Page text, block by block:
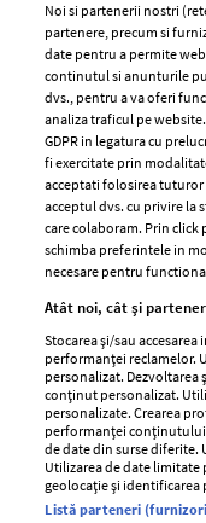
ELLE Style
2024
Despre ELLE
Romania
Contact
Abonamente
GSP
Unica
Baby
Retete
Pariază
Noi si partenerii nostri
partenere, precum si
date pentru a permite
continutul si anunturile
dvs., pentru a va oferi
analiza traficul pe
GDPR in legatura cu
fi exercitate prin
acceptati folosirea
acceptul dvs. cu privire la
care colaboram. Prin click
schimba preferintele in
necesare pentru
Atât noi, cât și
Stocarea și/sau
performanței reclamelor.
personalizat.
conținut personalizat.
personalizate. Crearea
performanței
de date din surse
Utilizarea de date limitate
geolocație și
Listă parteneri